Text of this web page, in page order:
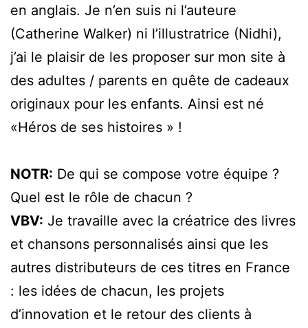
en anglais. Je n’en suis ni l’auteure
(Catherine Walker) ni l’illustratrice (Nidhi),
j’ai le plaisir de les proposer sur mon site à
des adultes / parents en quête de cadeaux
originaux pour les enfants. Ainsi est né
«Héros de ses histoires » !
NOTR: De qui se compose votre équipe ?
Quel est le rôle de chacun ?
VBV: Je travaille avec la créatrice des livres
et chansons personnalisés ainsi que les
autres distributeurs de ces titres en France
: les idées de chacun, les projets
d’innovation et le retour des clients à